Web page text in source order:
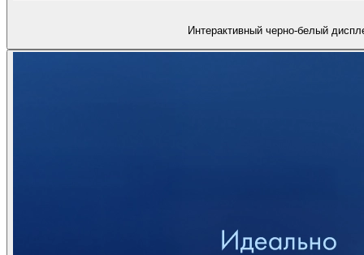
Интерактивный черно-белый